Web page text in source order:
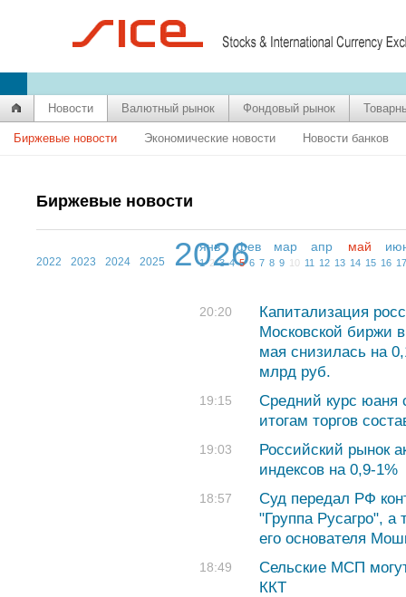
Новости Валютный рынок Фондовый рынок
Биржевые новости Экономические новости Новости банков
Биржевые новости
2022 2023 2024 2025 2026
янв фев мар апр май
1 2 3 4 5 6 7 8 9 10 11 12 13 14 15 16 17
20:20
Капитализация
Московской биржи
мая снизилась на
млрд руб.
19:15
Средний курс юаня
итогам торгов
19:03
Российский рынок
индексов на 0,9-1%
18:57
Суд передал РФ
"Группа Русагро", а
его основателя
18:49
Сельские МСП
ККТ